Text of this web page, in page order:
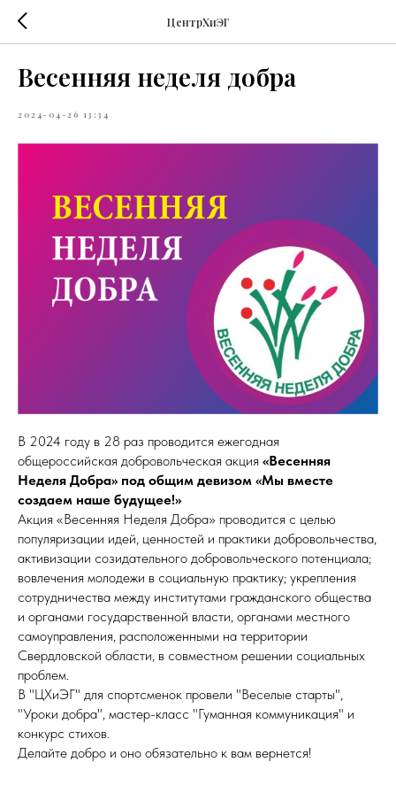
ЦентрХиЭГ
Весенняя неделя добра
2024-04-26 13:34
В 2024 году в 28 раз проводится ежегодная
общероссийская добровольческая акция «Весенняя
Неделя Добра» под общим девизом «Мы вместе
создаем наше будущее!»
Акция «Весенняя Неделя Добра» проводится с целью
популяризации идей, ценностей и практики добровольчества,
активизации созидательного добровольческого потенциала;
вовлечения молодежи в социальную практику; укрепления
сотрудничества между институтами гражданского общества
и органами государственной власти, органами местного
самоуправления, расположенными на территории
Свердловской области, в совместном решении социальных
проблем.
В "ЦХиЭГ" для спортсменок провели "Веселые старты",
"Уроки добра", мастер-класс "Гуманная коммуникация" и
конкурс стихов.
Делайте добро и оно обязательно к вам вернется!